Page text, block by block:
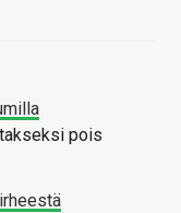
pois